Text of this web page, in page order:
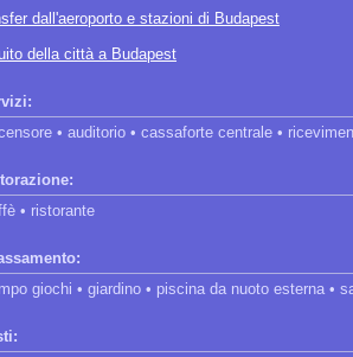
dall'aeroporto e stazioni di Budapest
della città a Budapest
• auditorio • cassaforte centrale •
• ristorante
giochi • giardino • piscina da nuoto esterna •